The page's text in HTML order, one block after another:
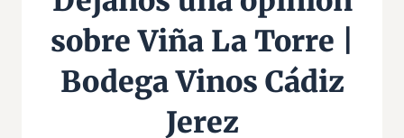
sobre Viña La Torre |
Bodega Vinos Cádiz
Jerez